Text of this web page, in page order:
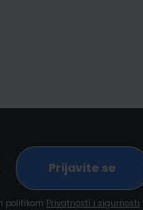
politikom Privatnosti i sigurnosti